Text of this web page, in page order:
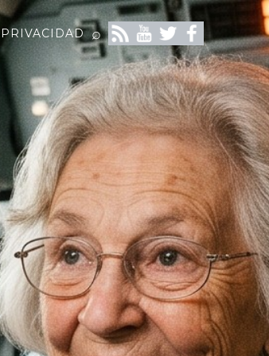
PRIVACIDAD ⌕